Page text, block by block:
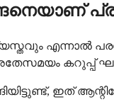
എന്നാൽ
കറുപ്പ്
ഇത്